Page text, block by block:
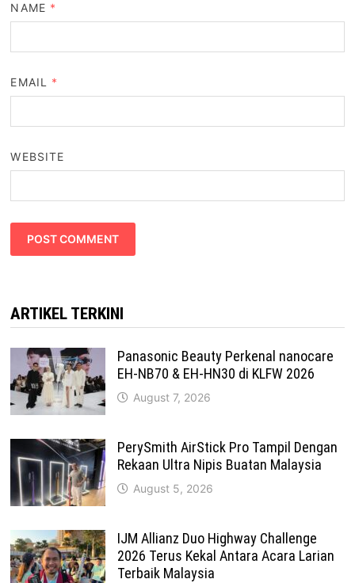
NAME *
EMAIL *
WEBSITE
ARTIKEL TERKINI
Panasonic Beauty Perkenal nanocare
EH-NB70 & EH-HN30 di KLFW 2026
August 7, 2026
PerySmith AirStick Pro Tampil Dengan
Rekaan Ultra Nipis Buatan Malaysia
August 5, 2026
IJM Allianz Duo Highway Challenge
2026 Terus Kekal Antara Acara Larian
Terbaik Malaysia